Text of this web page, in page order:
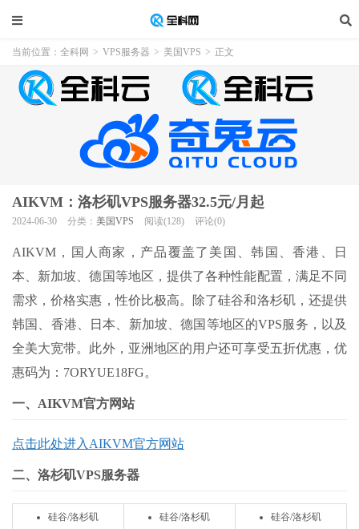
当前位置： 全科网 > VPS服务器 > 美国VPS > 正文
AIKVM：洛杉矶VPS服务器32.5元/月起
2024-06-30 分类： 美国VPS 阅读(128) 评论(0)
AIKVM，国人商家，产品覆盖了美国、韩国、香港、日
本、新加坡、德国等地区，提供了各种性能配置，满足不同
需求，价格实惠，性价比极高。除了硅谷和洛杉矶，还提供
韩国、香港、日本、新加坡、德国等地区的VPS服务，以及
全美大宽带。此外，亚洲地区的用户还可享受五折优惠，优
惠码为：7ORYUE18FG。
一、AIKVM官方网站
点击此处进入AIKVM官方网站
二、洛杉矶VPS服务器
硅谷/洛杉矶
硅谷/洛杉矶
硅谷/洛杉矶